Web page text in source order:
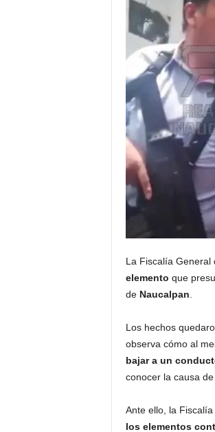
La Fiscalía General
elemento que
de Naucalpan
Los hechos
observa cómo al
bajar a un
conocer la causa de
Ante ello, la
los elementos